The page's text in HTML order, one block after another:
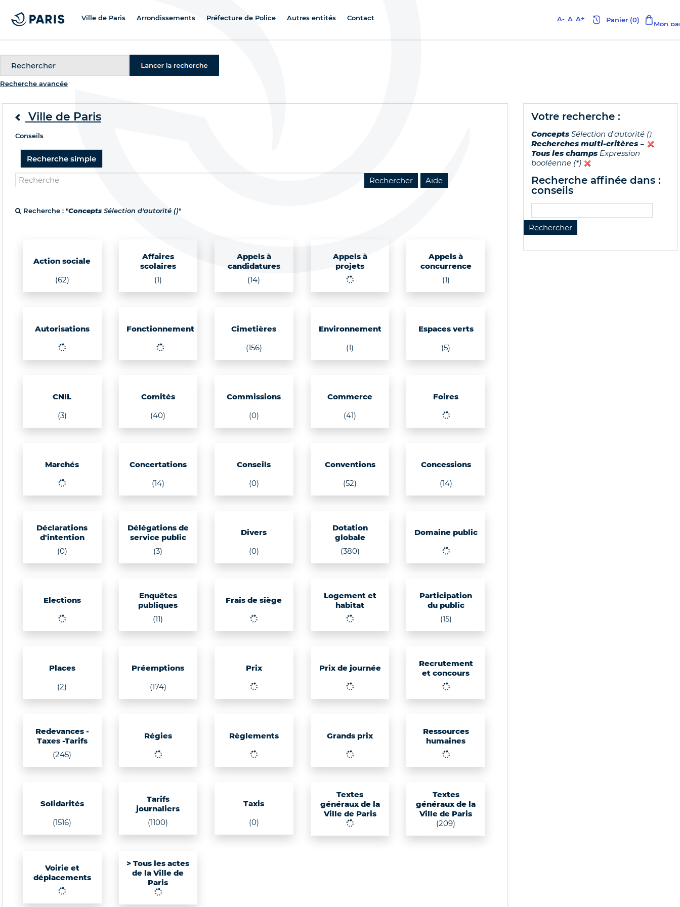
Ville de Paris Arrondissements Préfecture de Police Autres entités Contact A- A A+
Recherche avancée
Ville de Paris
Conseils
Recherche simple
Recherche : "Concepts Sélection d'autorité ()"
Action sociale
(62)
Affaires
scolaires
(1)
Appels à
candidatures
(14)
Appels à
projets
Appels à
concurrence
(1)
Autorisations Fonctionnement
Cimetières
(156)
Environnement
(1)
Espaces verts
(5)
CNIL
(3)
Comités
(40)
Commissions
(0)
Commerce
(41)
Foires
Marchés
Concertations
(14)
Conseils
(0)
Conventions
(52)
Concessions
(14)
Déclarations
d'intention
(0)
Délégations de
service public
(3)
Divers
(0)
Dotation
globale
(380)
Domaine public
Elections
Enquêtes
publiques
(11)
Frais de siège
Logement et
habitat
Participation
du public
(15)
Places
(2)
Préemptions
(174)
Prix Prix de journée
Recrutement
et concours
Redevances -
Taxes -Tarifs
(245)
Régies Règlements Grands prix
Ressources
humaines
Solidarités
(1516)
Tarifs
journaliers
(1100)
Taxis
(0)
Textes
généraux de la
Ville de Paris
Textes
généraux de la
Ville de Paris
(209)
Voirie et
déplacements
> Tous les actes
de la Ville de
Paris
votre recherche :
Concepts Sélection d'autorité ()
Recherches multi-critères =
Tous les champs Expression
booléenne (*)
recherche affinée dans :
conseils